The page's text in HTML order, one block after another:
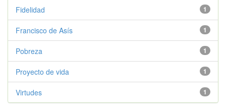
1
Fidelidad
1
Francisco de Asís
1
Pobreza
1
Proyecto de vida
1
Virtudes